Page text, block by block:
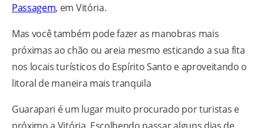
Passagem, em Vitória.
Mas você também pode fazer as manobras mais
próximas ao chão ou areia mesmo esticando a sua fita
nos locais turísticos do Espírito Santo e aproveitando o
litoral de maneira mais tranquila
Guarapari é um lugar muito procurado por turistas e